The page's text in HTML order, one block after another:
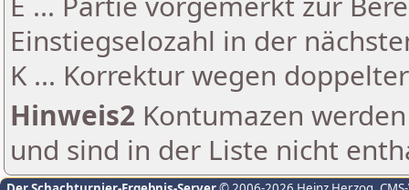
Einstiegselozahl in der
K ... Korrektur wegen
Hinweis2 Kontumazen
und sind in der Liste nicht